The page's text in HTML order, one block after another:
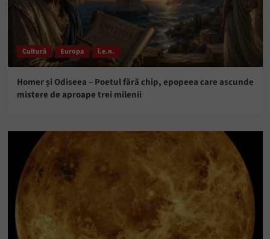
Cultură Europa î.e.n.
Homer și Odiseea – Poetul fără chip, epopeea care ascunde
mistere de aproape trei milenii